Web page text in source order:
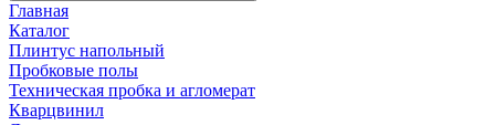
Главная
Каталог
Плинтус напольный
Пробковые полы
Техническая пробка и агломерат
Кварцвинил